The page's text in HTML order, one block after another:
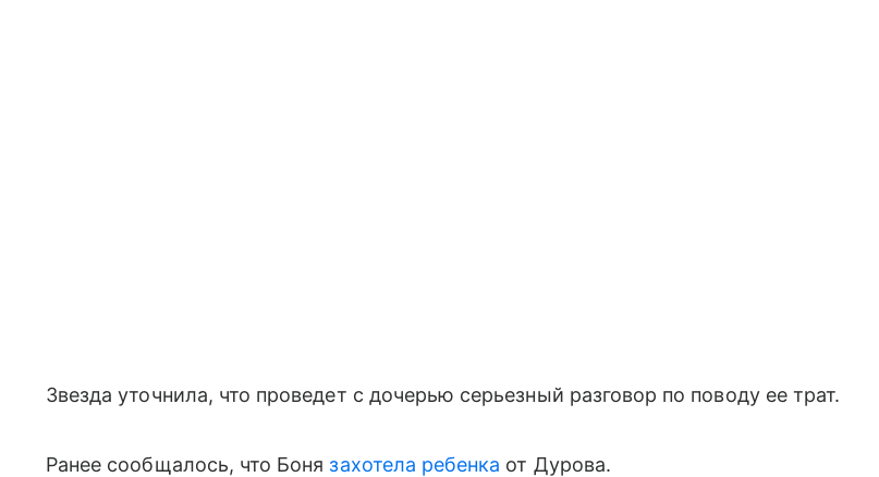
Звезда уточнила, что проведет с дочерью серьезный разговор по поводу ее трат.
Ранее сообщалось, что Боня захотела ребенка от Дурова.